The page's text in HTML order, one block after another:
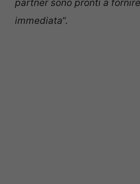
partner sono pronti a
immediata“.